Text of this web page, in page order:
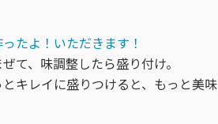
て、味調整したら盛り付け。
キレイに盛りつけると、もっと美味